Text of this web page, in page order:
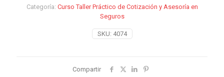
SKU: 4074
Categoría: Curso Taller Práctico de Cotización y Asesoría en
Seguros
Compartir